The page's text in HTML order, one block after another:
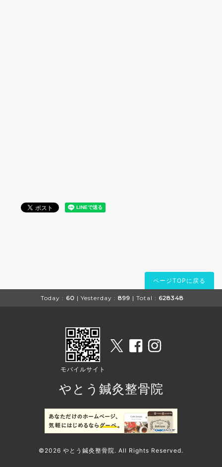
ページTOPに戻る
Today : 60 | Yesterday : 899 | Total : 628348
モバイルサイト
やとう鍼灸整骨院
©2026 やとう鍼灸整骨院. All Rights Reserved.